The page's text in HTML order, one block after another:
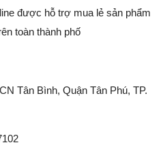
được hỗ trợ mua lẻ sản phẩm
toàn thành phố
Tân Bình, Quận Tân Phú, TP.